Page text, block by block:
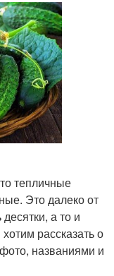
тепличные
Это далеко от
а то и
рассказать о
названиями и